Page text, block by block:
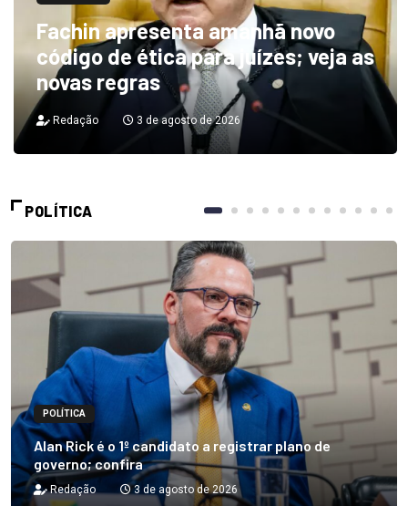
Fachin apresenta amanhã novo
código de ética para juízes; veja as
novas regras
Redação 3 de agosto de 2026
POLÍTICA
POLÍTICA
Alan Rick é o 1º candidato a registrar plano de
governo; confira
Redação 3 de agosto de 2026